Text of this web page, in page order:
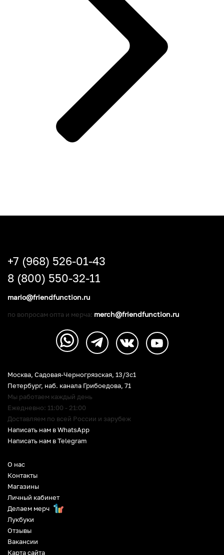
О нас
Контакты
Магазины
Личный кабинет
Делаем мерч
Лукбуки
Отзывы
Вакансии
Карта сайта
Москва, Садовая-Черногрязская, 13/3c1
Петербург, наб. канала Грибоедова, 71
Мы работаем каждый день
Ежедневно: 11:00 - 21:00
Доставляем по всей России и зарубеж
Написать нам в WhatsApp
Написать нам в Telegram
+7 (968) 526-01-43
8 (800) 550-32-11
mario@friendfunction.ru
по вопросам опта и мерча: merch@friendfunction.ru